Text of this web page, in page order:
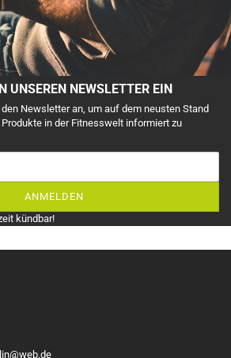
UNSEREN NEWSLETTER EIN
Newsletter an, um auf dem neusten Stand
in der Fitnesswelt informiert zu
ANMELDEN
kündbar!